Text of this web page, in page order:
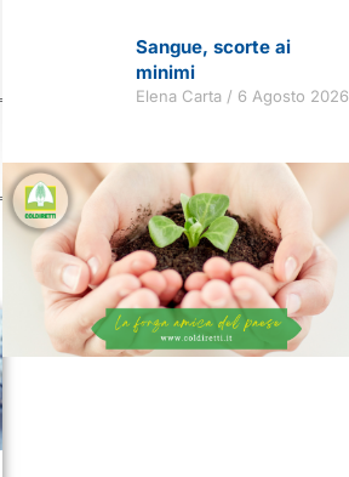
Sangue, scorte ai
minimi
Elena Carta 6 Agosto 2026